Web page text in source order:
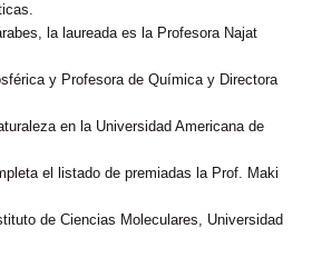
la laureada es la Profesora Najat
y Profesora de Química y Directora
en la Universidad Americana de
el listado de premiadas la Prof. Maki
de Ciencias Moleculares, Universidad